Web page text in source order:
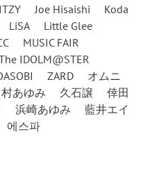
ITZY Joe Hisaishi
Koda
LiSA
Little Glee
MUSIC FAIR
IDOLM@STER
ZARD
オムニ
あゆみ 久石譲
倖田
浜崎あゆみ
藍井エイ
에스파